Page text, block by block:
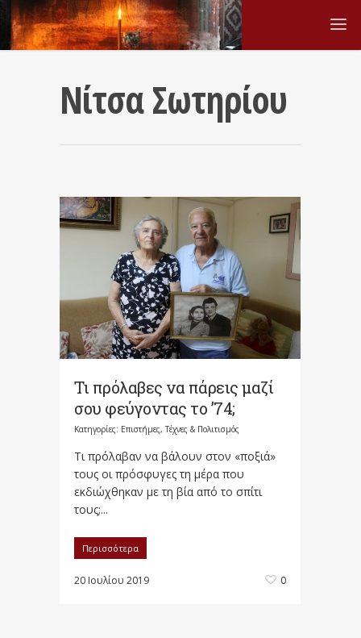
Νίτσα Σωτηρίου
Τι πρόλαβες να πάρεις μαζί
σου φεύγοντας το ’74;
Κατηγορίες: Επιστήμες, Τέχνες & Πολιτισμός
Τι πρόλαβαν να βάλουν στον «ποξιά»
τους οι πρόσφυγες τη μέρα που
εκδιώχθηκαν με τη βία από το σπίτι
τους;...
Περισσότερα
20 Ιουλίου 2019 0